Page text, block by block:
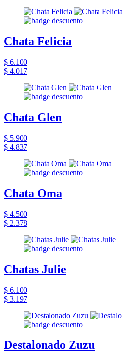
Chata Felicia
$ 6.100
$ 4.017
Chata Glen
$ 5.900
$ 4.837
Chata Oma
$ 4.500
$ 2.378
Chatas Julie
$ 6.100
$ 3.197
Destalonado Zuzu